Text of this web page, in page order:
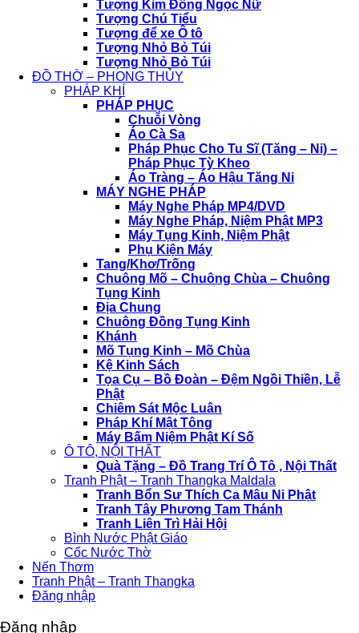
Tượng Kim Đồng Ngọc Nữ
Tượng Chú Tiểu
Tượng để xe Ô tô
Tượng Nhỏ Bỏ Túi
Tượng Nhỏ Bỏ Túi
ĐỒ THỜ – PHONG THỦY
PHÁP KHÍ
PHÁP PHỤC
Chuỗi Vòng
Áo Cà Sa
Pháp Phục Cho Tu Sĩ (Tăng – Ni) –
Pháp Phục Tỳ Kheo
Áo Tràng – Áo Hậu Tăng Ni
MÁY NGHE PHÁP
Máy Nghe Pháp MP4/DVD
Máy Nghe Pháp, Niệm Phật MP3
Máy Tụng Kinh, Niệm Phật
Phụ Kiện Máy
Tang/Khơ/Trống
Chuông Mõ – Chuông Chùa – Chuông
Tụng Kinh
Địa Chung
Chuông Đồng Tụng Kinh
Khánh
Mõ Tụng Kinh – Mõ Chùa
Kệ Kinh Sách
Tọa Cụ – Bồ Đoàn – Đệm Ngồi Thiền, Lễ
Phật
Chiêm Sát Mộc Luân
Pháp Khí Mật Tông
Máy Bấm Niệm Phật Kí Số
Ô TÔ, NỘI THẤT
Quà Tặng – Đồ Trang Trí Ô Tô , Nội Thất
Tranh Phật – Tranh Thangka Maldala
Tranh Bổn Sư Thích Ca Mâu Ni Phật
Tranh Tây Phương Tam Thánh
Tranh Liên Trì Hải Hội
Bình Nước Phật Giáo
Cốc Nước Thờ
Nến Thơm
Tranh Phật – Tranh Thangka
Đăng nhập
Đăng nhập